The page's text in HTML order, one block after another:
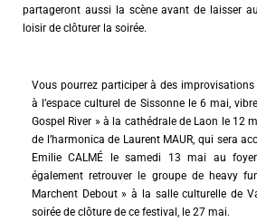
partageront aussi la scène avant de laisser
loisir de clôturer la soirée.
Vous pourrez participer à des improvisations
à l’espace culturel de Sissonne le 6 mai,
Gospel River » à la cathédrale de Laon le 12
de l’harmonica de Laurent MAUR, qui sera
Emilie CALMÉ le samedi 13 mai au
également retrouver le groupe de heavy
Marchent Debout » à la salle culturelle de
soirée de clôture de ce festival, le 27 mai.